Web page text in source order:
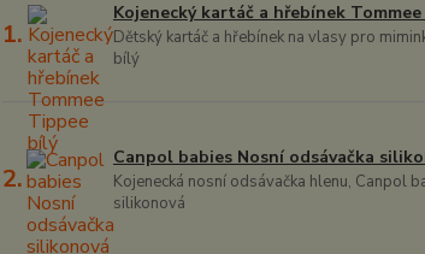
1.
Kojenecký kartáč a hřebínek
Dětský kartáč a hřebínek na vlasy pro
bílý
2.
Canpol babies Nosní odsávačka
Kojenecká nosní odsávačka hlenu, Canpol
silikonová